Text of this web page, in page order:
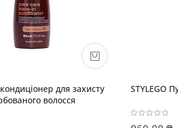
STYLEGO Пудра для об'єму